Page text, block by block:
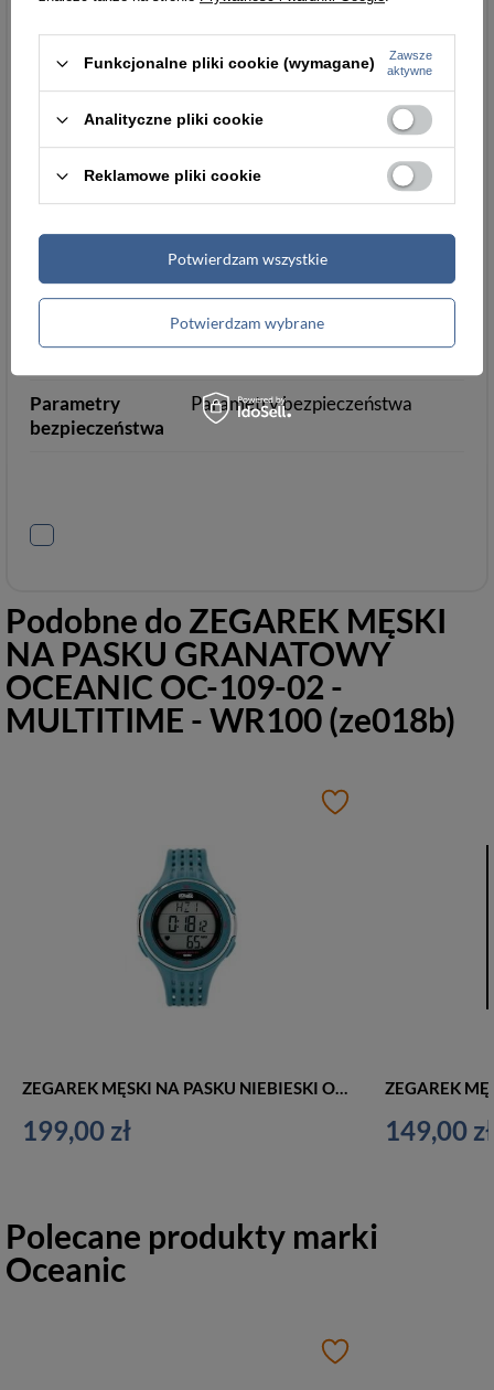
Wysokość
towaru w
centymetrach
Więcej
5 Więcej
gabarytowa w
gramach
Więcej
Wodoszczelność WR100
paska/koperty
Niebieski Niebieski
Parametry
bezpieczeństwa
Parametry bezpieczeństwa
Podobne do ZEGAREK MĘSKI
NA PASKU GRANATOWY
OCEANIC OC-109-02 -
MULTITIME - WR100 (ze018b)
ZEGAREK MĘSKI NA PASKU NIEBIESKI OCEANIC OC-103-04 - PULSOMETR + PAS PIERSIOWY - WR100 (ze012c)
199,00 zł 149,00 zł
Polecane produkty marki
Oceanic
Funkcjonalne pliki cookie (wymagane)
Zawsze
aktywne
Analityczne pliki cookie
Reklamowe pliki cookie
Potwierdzam wybrane
Potwierdzam wszystkie